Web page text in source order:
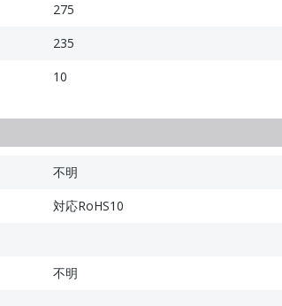
275
235
10
不明
対応RoHS10
不明